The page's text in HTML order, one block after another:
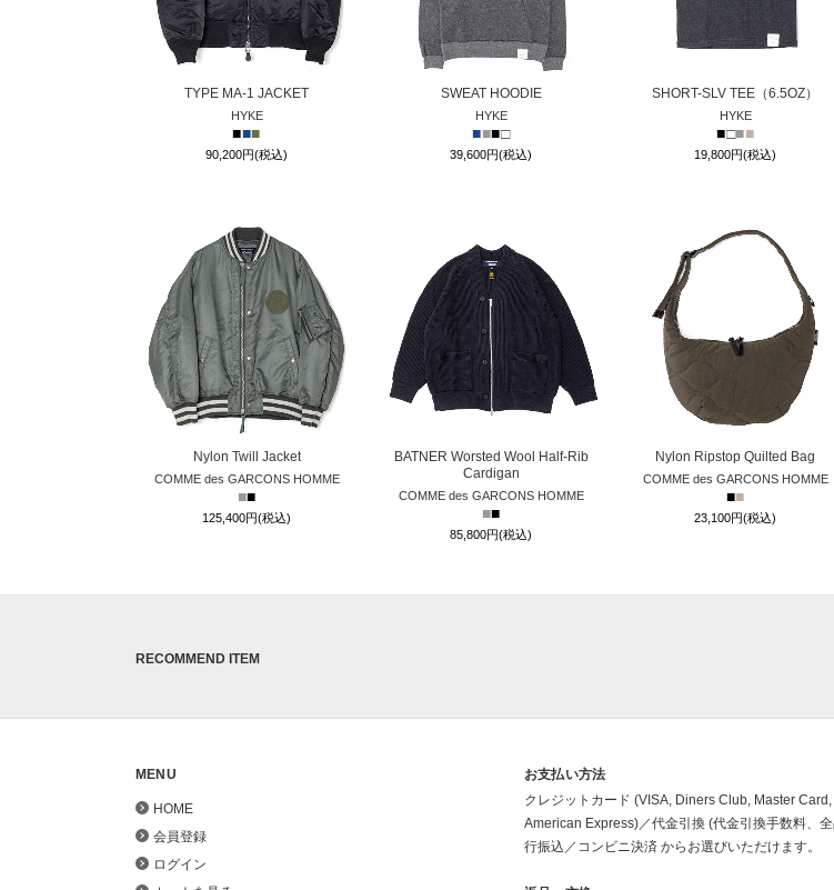
TYPE MA-1 JACKET
HYKE
■■■
90,200円(税込)
SWEAT HOODIE
HYKE
■■■□
39,600円(税込)
SHORT-SLV TEE（6.5OZ）
HYKE
■□■■
19,800円(税込)
Nylon Twill Jacket
COMME des GARCONS HOMME
■■
125,400円(税込)
BATNER Worsted Wool Half-Rib
Cardigan
COMME des GARCONS HOMME
■■
85,800円(税込)
Nylon Ripstop Quilted Bag
COMME des GARCONS HOMME
■■
23,100円(税込)
RECOMMEND ITEM
MENU
HOME
会員登録
ログイン
お支払い方法
クレジットカード (VISA, Diners Club, Master
American Express)／代金引換 (代金引換手数料、
行振込／コンビニ決済 からお選びいただけます。